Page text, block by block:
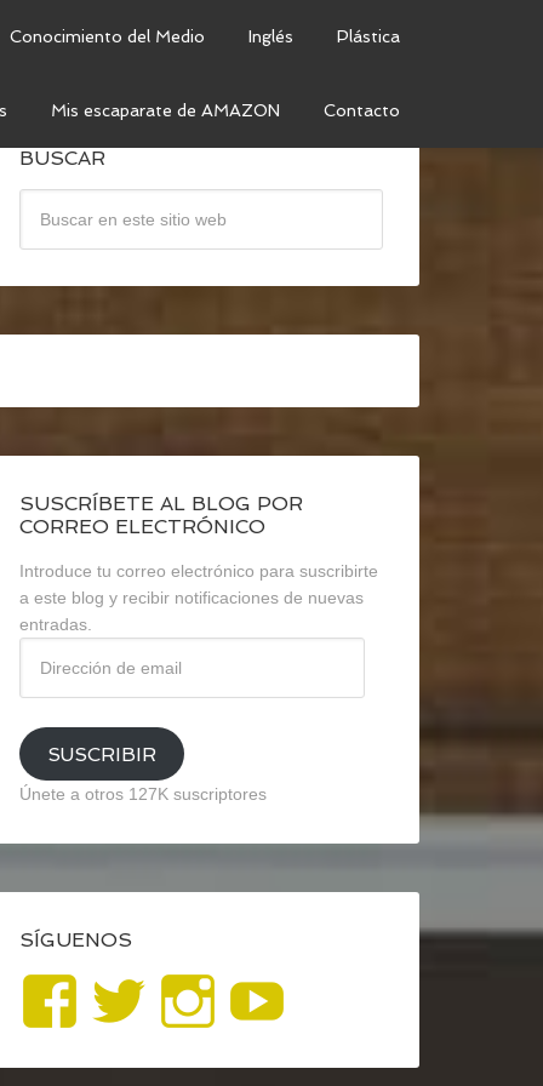
Conocimiento del Medio Inglés Plástica
Mis escaparate de AMAZON Contacto
BUSCAR
SUSCRÍBETE AL BLOG POR
CORREO ELECTRÓNICO
Introduce tu correo electrónico para suscribirte
a este blog y recibir notificaciones de nuevas
entradas.
email
SUSCRIBIR
Únete a otros 127K suscriptores
SÍGUENOS
Ver
perfil
Ver
perfil
Ver
perfil